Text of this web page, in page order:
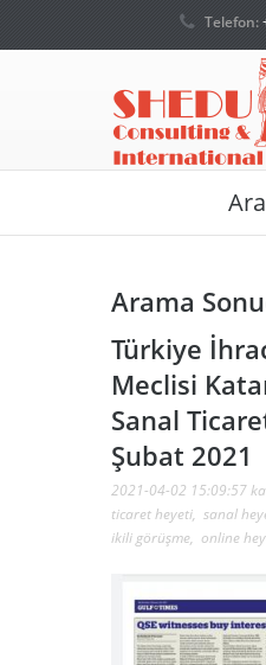
Telefon:
Arama
Türkiye
Meclisi
Sanal
Şubat 2021
2021-04-02 15:09:57
ticaret heyeti, sanal
ikili görüşme, online